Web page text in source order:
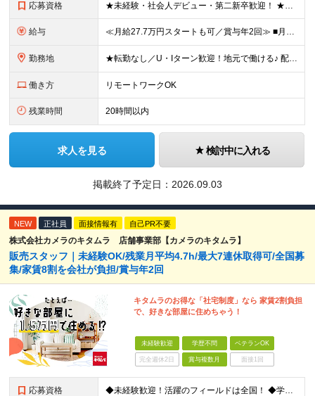
応募資格 ★未経験・社会人デビュー・第二新卒歓迎！ ★フリーターやブランクのある方も大歓迎！ ★20～40代幅広く活躍中 ■学歴不問 ＼こんな方にピッタリ／ --------------------- □ 正
給与 ≪月給27.7万円スタートも可／賞与年2回≫ ■月給21万円～27.7万円＋各種手当＋賞与年2回 ※給与は勤務地に応じて変更します ※年齢や経験・スキルなどを考慮して決定します ※時間外手当は全額支給
勤務地 ★転勤なし／U・Iターン歓迎！地元で働ける♪ 配属先：東京・神奈川・千葉・長野・石川・大阪・福岡・札幌・愛知・広島にある『NTTドコモ』グループ 《勤務地一覧》 ■東京 ・東京都新宿区新宿4-1-6
働き方 リモートワークOK
残業時間 20時間以内
求人を見る 検討中に入れる
掲載終了予定日： 2026.09.03
NEW 正社員 面接情報有 自己PR不要
株式会社カメラのキタムラ 店舗事業部【カメラのキタムラ】
販売スタッフ｜未経験OK/残業月平均4.7h/最大7連休取得可/全国募
集/家賃8割を会社が負担/賞与年2回
キタムラのお得な「社宅制度」なら 家賃2割負担
で、好きな部屋に住めちゃう！
未経験歓迎 学歴不問 ベテランOK
完全週休2日 賞与複数月 面接1回
応募資格 ◆未経験歓迎！活躍のフィールドは全国！ ◆学歴不問 ◆第二新卒も活躍中 ◆35歳以下の方（若年層の長期キャリア形成を図るため）